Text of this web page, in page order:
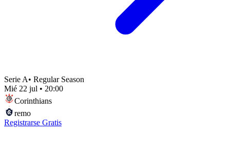
Serie A• Regular Season
Mié 22 jul • 20:00
Corinthians
remo
Registrarse Gratis